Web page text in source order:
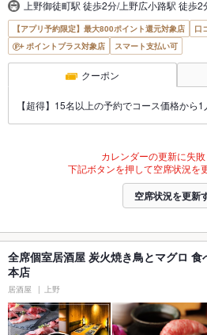
上野御徒町駅 徒歩2分/上野広小路駅 徒歩2
【アプリ予約限定】最大800ポイント還元対象店 口
ポイントプラス対象店
スマート支払い可
クーポン
【超得】15名以上の予約でコース価格から1
カレンダーの更新に失敗
下記ボタンを押して空席状況を
空席状況を更新
全席個室居酒屋 炭火焼き鳥とマグロ
本店
居酒屋 上野